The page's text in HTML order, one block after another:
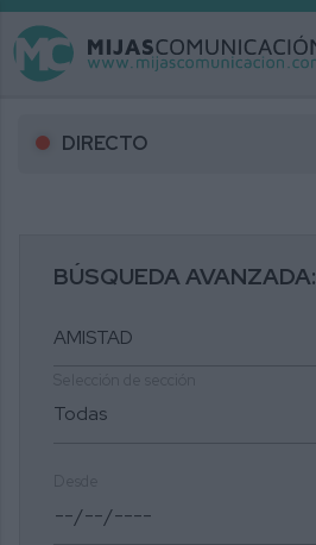
DIRECTO
BÚSQUEDA AVANZADA: